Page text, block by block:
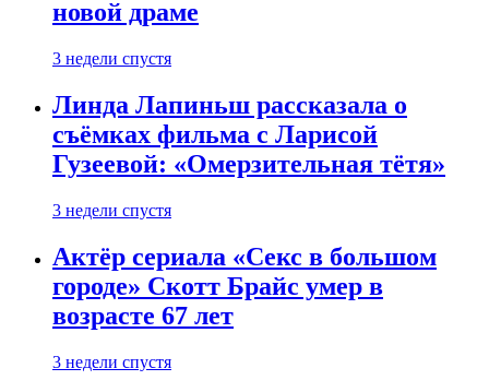
новой драме
3 недели спустя
Линда Лапиньш рассказала о
съёмках фильма с Ларисой
Гузеевой: «Омерзительная тётя»
3 недели спустя
Актёр сериала «Секс в большом
городе» Скотт Брайс умер в
возрасте 67 лет
3 недели спустя